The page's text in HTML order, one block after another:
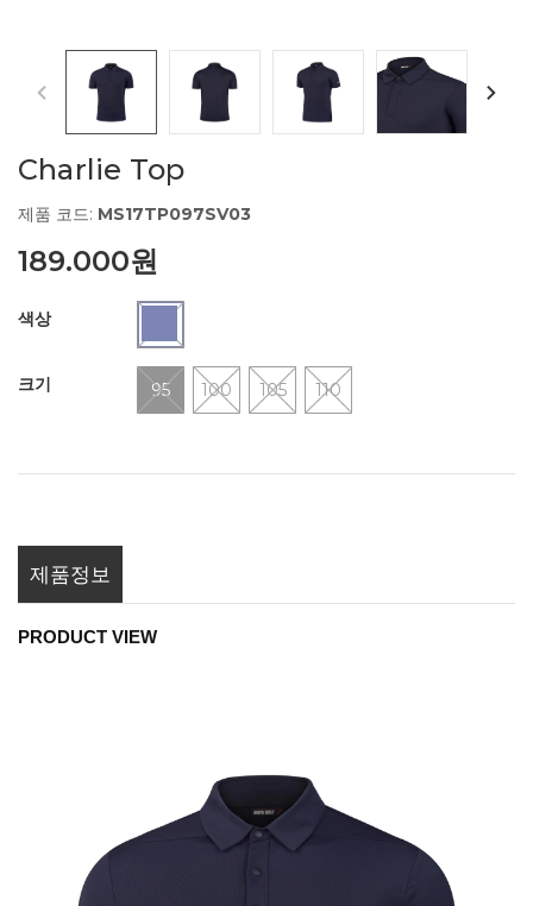
Charlie Top
제품 코드: MS17TP097SV03
189.000원
색상
크기 95 100 105 110
제품정보
PRODUCT VIEW